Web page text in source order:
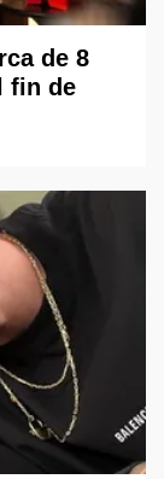
de 8
fin de